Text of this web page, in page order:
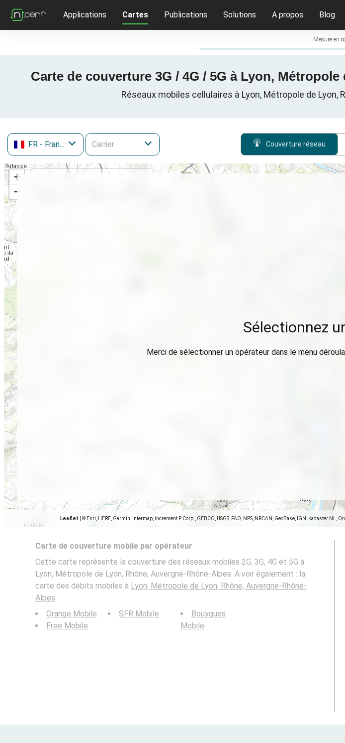
Applications Cartes Publications Solutions A propos Blog
Mesure en
Carte de couverture 3G / 4G / 5G à Lyon,
Réseaux mobiles cellulaires à Lyon, Métropole de Lyon,
FR - France Couverture réseau
+
−
Leaflet © Esri, HERE, Garmin, Intermap, increment P Corp., GEBCO, USGS, FAO, NPS, NRCAN, GeoBase, IGN, Kadaster
Sélectionnez
Merci de sélectionner un opérateur dans le menu
Carte de couverture mobile par opérateur
Cette carte représente la couverture des réseaux mobiles 2G, 3G, 4G et 5G à
Lyon, Métropole de Lyon, Rhône, Auvergne-Rhône-Alpes. A voir également : la
carte des débits mobiles à Lyon, Métropole de Lyon, Rhône, Auvergne-Rhône-
Alpes.
Orange Mobile
Free Mobile
SFR Mobile
Bouygues
Mobile